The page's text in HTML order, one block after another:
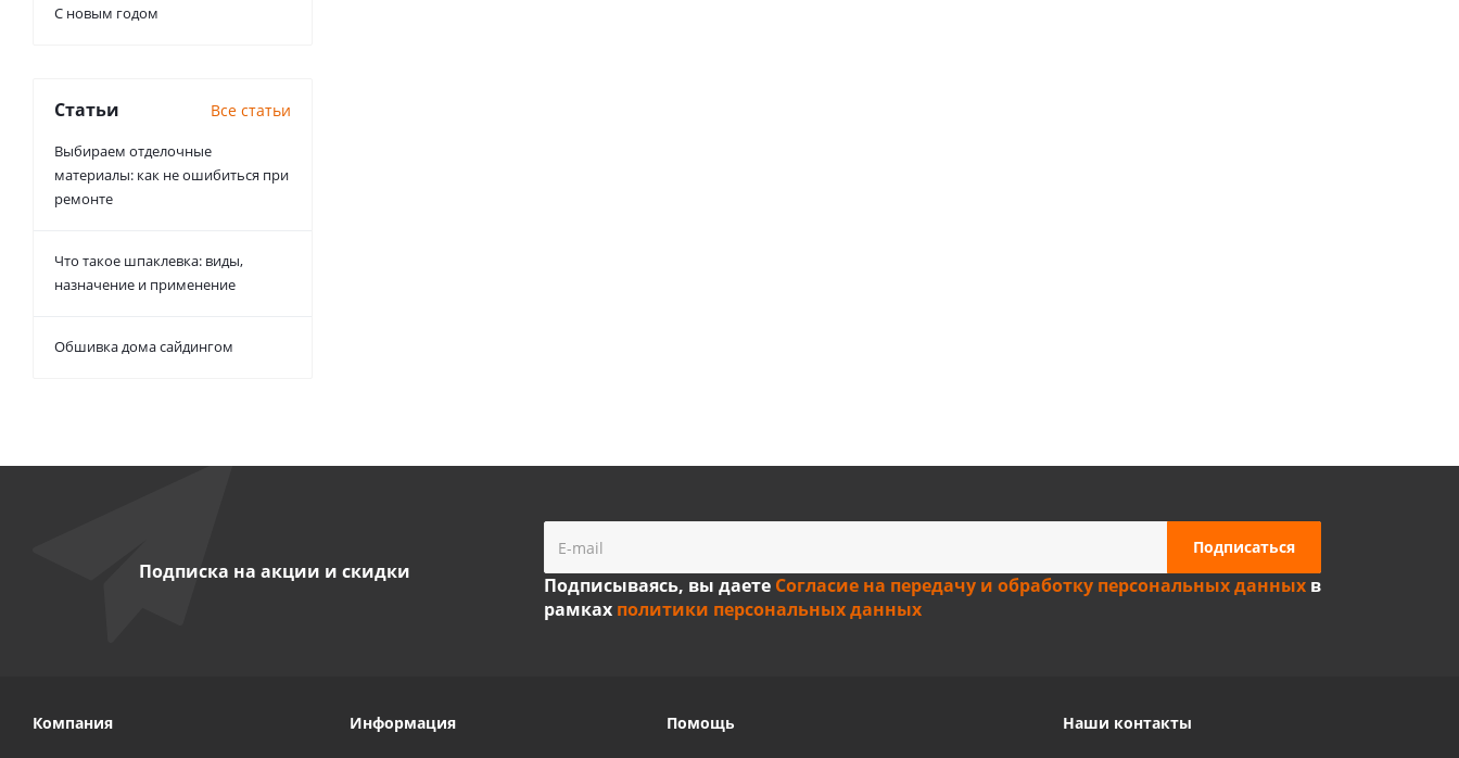
С новым годом
Статьи Все статьи
Выбираем отделочные
материалы: как не ошибиться при
ремонте
Что такое шпаклевка: виды,
назначение и применение
Обшивка дома сайдингом
Подписка на акции и скидки
Подписываясь, вы даете Согласие на передачу и обработку персональных данныхв
рамках политики персональных данных
Компания Информация Помощь Наши контакты